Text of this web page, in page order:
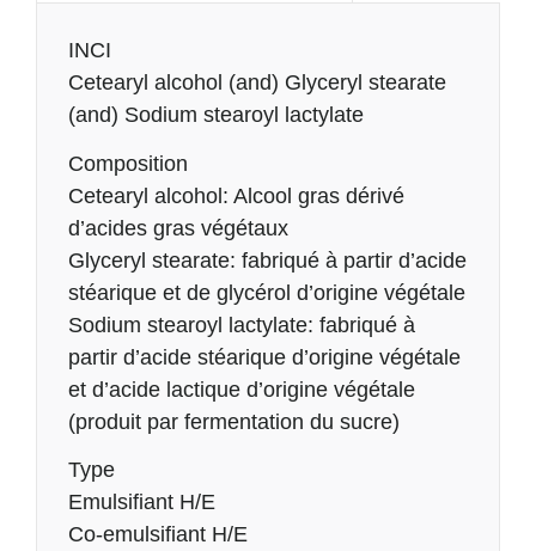
Description
INCI
Cetearyl alcohol (and) Glyceryl stearate
(and) Sodium stearoyl lactylate
Composition
Cetearyl alcohol: Alcool gras dérivé
d’acides gras végétaux
Glyceryl stearate: fabriqué à partir d’acide
stéarique et de glycérol d’origine végétale
Sodium stearoyl lactylate: fabriqué à
partir d’acide stéarique d’origine végétale
et d’acide lactique d’origine végétale
(produit par fermentation du sucre)
Type
Emulsifiant H/E
Co-emulsifiant H/E